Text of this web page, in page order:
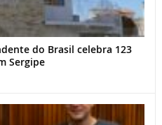
do Brasil celebra 123
Sergipe